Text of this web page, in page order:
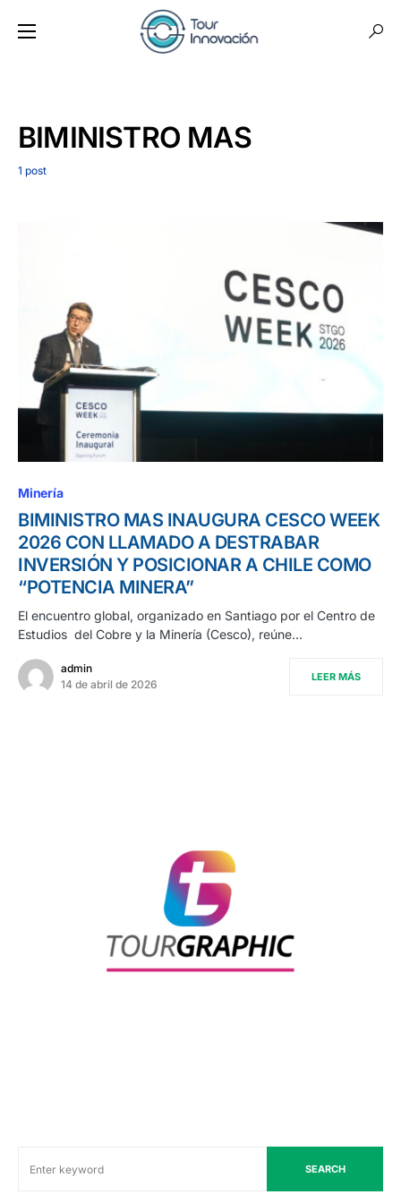
BIMINISTRO MAS
1 post
Minería
BIMINISTRO MAS INAUGURA CESCO WEEK
2026 CON LLAMADO A DESTRABAR
INVERSIÓN Y POSICIONAR A CHILE COMO
“POTENCIA MINERA”
El encuentro global, organizado en Santiago por el Centro de
Estudios del Cobre y la Minería (Cesco), reúne…
admin
14 de abril de 2026
LEER MÁS
SEARCH